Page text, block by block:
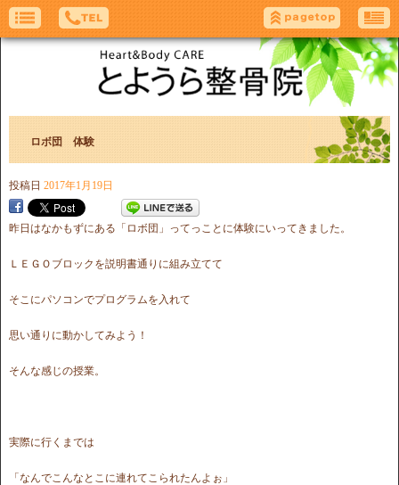
ロボ団 体験
投稿日 2017年1月19日
昨日はなかもずにある「ロボ団」ってっことに体験にいってきました。
ＬＥＧＯブロックを説明書通りに組み立てて
そこにパソコンでプログラムを入れて
思い通りに動かしてみよう！
そんな感じの授業。
実際に行くまでは
「なんでこんなとこに連れてこられたんよぉ」